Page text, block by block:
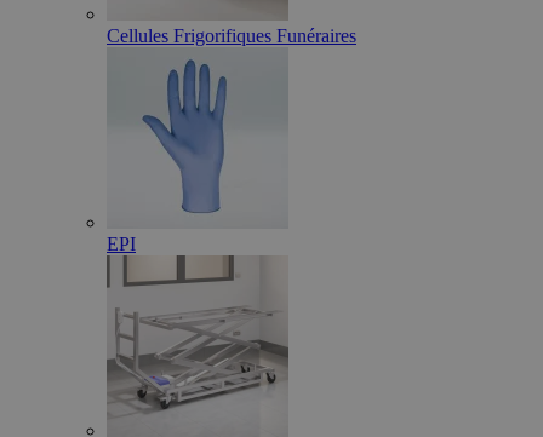
Cellules Frigorifiques Funéraires
EPI